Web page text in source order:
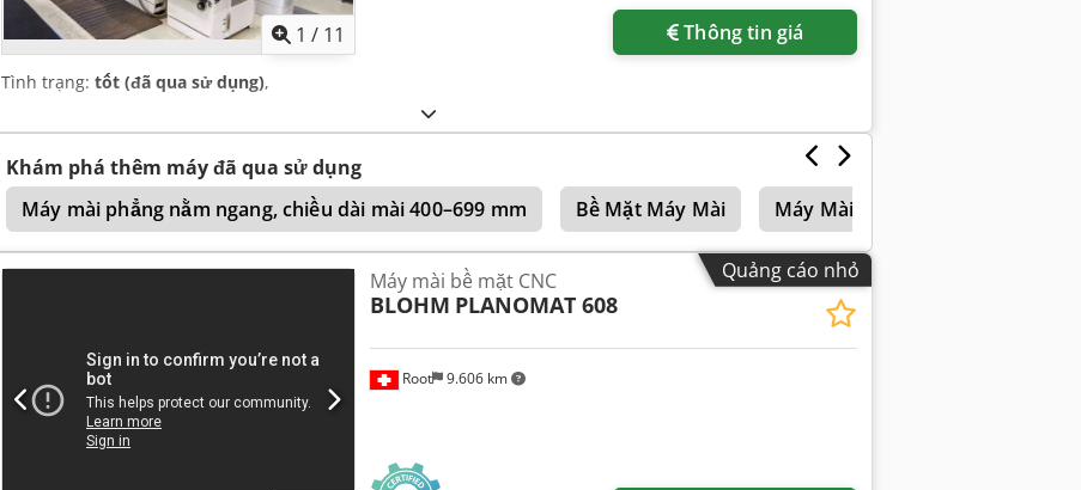
1 / 11 Thông tin giá
Tình trạng: tốt (đã qua sử dụng),
Khám phá thêm máy đã qua sử dụng
Máy mài phẳng nằm ngang, chiều dài mài 400–699 mm
Bề Mặt Máy Mài Máy Mài Mặt Phẳng
Quảng cáo nhỏ
Root 9.606 km
Máy mài bề mặt CNC
BLOHM PLANOMAT 608